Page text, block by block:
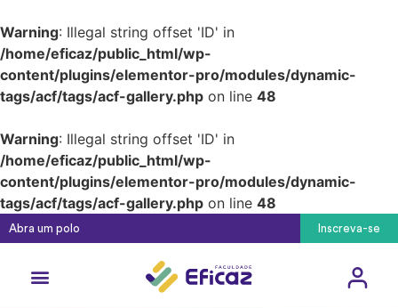
Warning: Illegal string offset 'ID' in
/home/eficaz/public_html/wp-
content/plugins/elementor-pro/modules/dynamic-
tags/acf/tags/acf-gallery.php on line 48
Warning: Illegal string offset 'ID' in
/home/eficaz/public_html/wp-
content/plugins/elementor-pro/modules/dynamic-
tags/acf/tags/acf-gallery.php on line 48
Abra um polo Inscreva-se